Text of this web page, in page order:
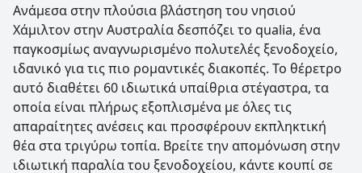
Ανάμεσα στην πλούσια βλάστηση του νησιού
Χάμιλτον στην Αυστραλία δεσπόζει το qualia, ένα
παγκοσμίως αναγνωρισμένο πολυτελές ξενοδοχείο,
ιδανικό για τις πιο ρομαντικές διακοπές. Το θέρετρο
αυτό διαθέτει 60 ιδιωτικά υπαίθρια στέγαστρα, τα
οποία είναι πλήρως εξοπλισμένα με όλες τις
απαραίτητες ανέσεις και προσφέρουν εκπληκτική
θέα στα τριγύρω τοπία. Βρείτε την απομόνωση στην
ιδιωτική παραλία του ξενοδοχείου, κάντε κουπί σε